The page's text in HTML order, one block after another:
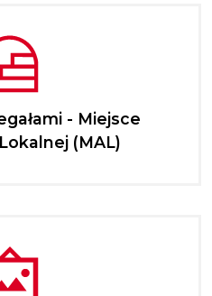
- Miejsce
(MAL)